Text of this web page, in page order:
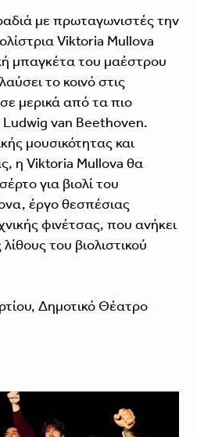
με πρωταγωνιστές την
Viktoria Mullova
μπαγκέτα του μαέστρου
το κοινό στις
μερικά από τα πιο
van Beethoven.
μουσικότητας και
η Viktoria Mullova θα
για βιολί του
έργο θεσπέσιας
φινέτσας, που ανήκει
του βιολιστικού
Δημοτικό Θέατρο